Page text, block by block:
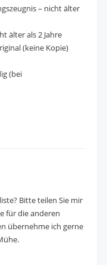
– nicht älter
älter als 2 Jahre
(keine Kopie)
(bei
Bitte teilen Sie mir
für die anderen
übernehme ich gerne